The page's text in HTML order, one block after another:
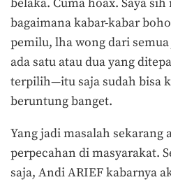
belaka. Cuma hoax. Saya
bagaimana kabar-kabar
pemilu, lha wong dari
ada satu atau dua yang
terpilih—itu saja sudah bisa
beruntung banget.
Yang jadi masalah sekarang
perpecahan di masyarakat.
saja, Andi ARIEF kabarnya